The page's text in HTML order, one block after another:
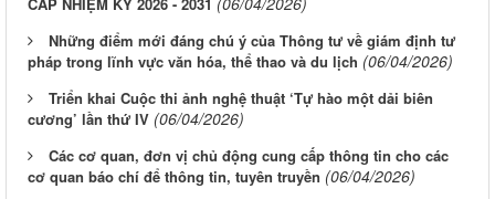
Những điểm mới đáng chú ý của Thông tư về giám định tư
pháp trong lĩnh vực văn hóa, thể thao và du lịch (06/04/2026)
Triển khai Cuộc thi ảnh nghệ thuật ‘Tự hào một dải biên
cương’ lần thứ IV (06/04/2026)
Các cơ quan, đơn vị chủ động cung cấp thông tin cho các
cơ quan báo chí để thông tin, tuyên truyền (06/04/2026)